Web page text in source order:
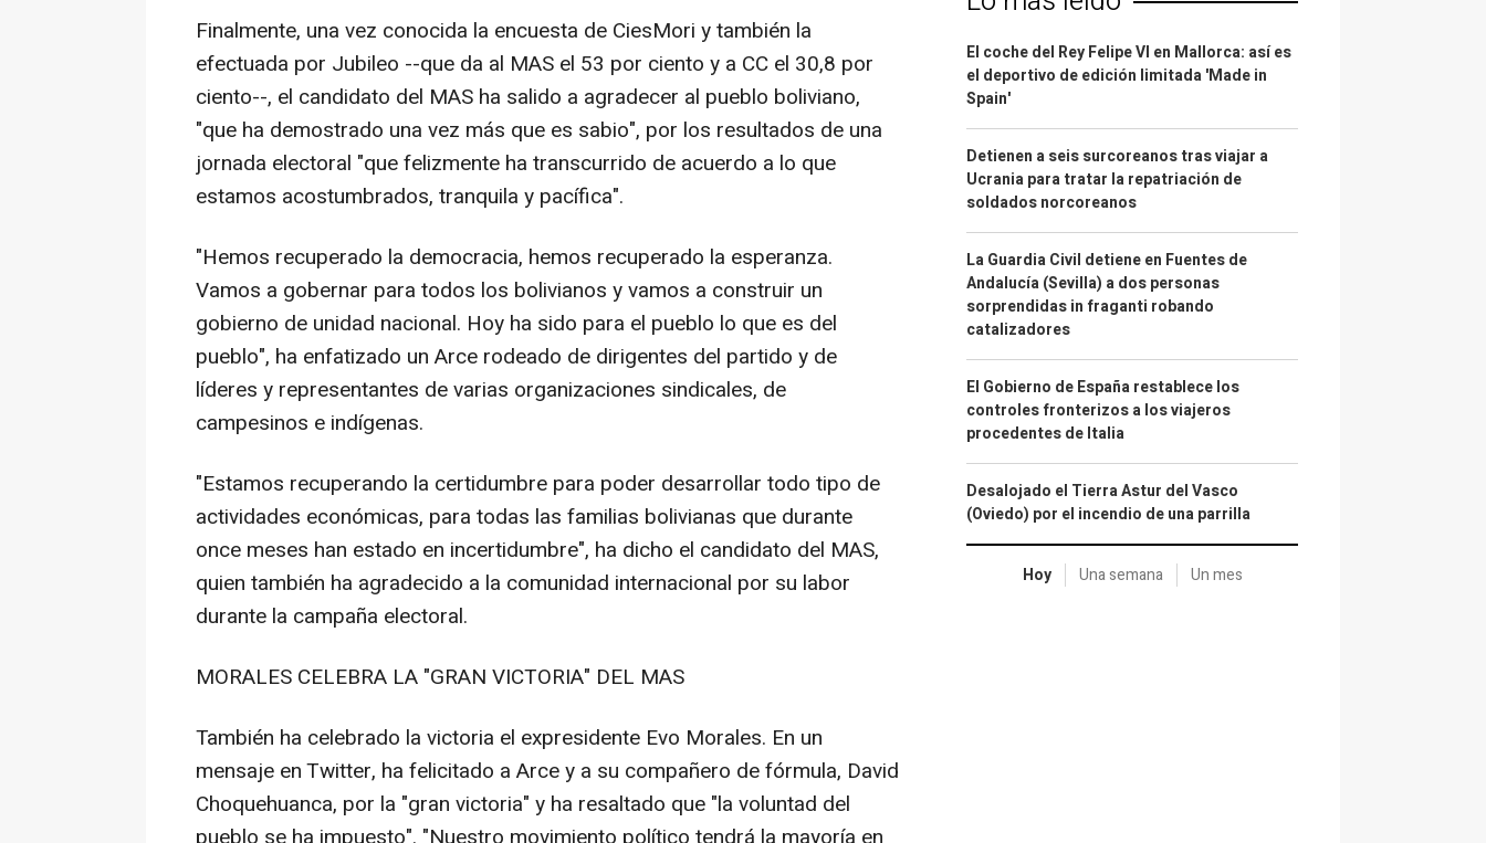
Finalmente, una vez conocida la encuesta de CiesMori y también la
efectuada por Jubileo --que da al MAS el 53 por ciento y a CC el 30,8 por
ciento--, el candidato del MAS ha salido a agradecer al pueblo boliviano,
"que ha demostrado una vez más que es sabio", por los resultados de una
jornada electoral "que felizmente ha transcurrido de acuerdo a lo que
estamos acostumbrados, tranquila y pacífica".
"Hemos recuperado la democracia, hemos recuperado la esperanza.
Vamos a gobernar para todos los bolivianos y vamos a construir un
gobierno de unidad nacional. Hoy ha sido para el pueblo lo que es del
pueblo", ha enfatizado un Arce rodeado de dirigentes del partido y de
líderes y representantes de varias organizaciones sindicales, de
campesinos e indígenas.
"Estamos recuperando la certidumbre para poder desarrollar todo tipo de
actividades económicas, para todas las familias bolivianas que durante
once meses han estado en incertidumbre", ha dicho el candidato del MAS,
quien también ha agradecido a la comunidad internacional por su labor
durante la campaña electoral.
MORALES CELEBRA LA "GRAN VICTORIA" DEL MAS
También ha celebrado la victoria el expresidente Evo Morales. En un
mensaje en Twitter, ha felicitado a Arce y a su compañero de fórmula, David
Choquehuanca, por la "gran victoria" y ha resaltado que "la voluntad del
El coche del Rey Felipe VI en Mallorca: así es
el deportivo de edición limitada 'Made in
Spain'
Detienen a seis surcoreanos tras viajar a
Ucrania para tratar la repatriación de
soldados norcoreanos
La Guardia Civil detiene en Fuentes de
Andalucía (Sevilla) a dos personas
sorprendidas in fraganti robando
catalizadores
El Gobierno de España restablece los
controles fronterizos a los viajeros
procedentes de Italia
Desalojado el Tierra Astur del Vasco
(Oviedo) por el incendio de una parrilla
Hoy Una semana Un mes